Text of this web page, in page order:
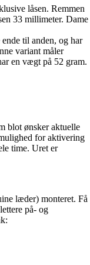
låsen. Remmen
33 millimeter. Dame
til anden, og har
variant måler
en vægt på 52 gram.
blot ønsker aktuelle
for aktivering
time. Uret er
læder) monteret. Få
på- og